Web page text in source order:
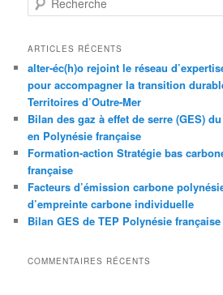
e
h
r
c
h
e
ARTICLES RÉCENTS
alter-éc(h)o rejoint le réseau
pour accompagner la transition
Territoires d’Outre-Mer
Bilan des gaz à effet de serre (GES)
en Polynésie française
Formation-action Stratégie bas
française
Facteurs d’émission carbone
d’empreinte carbone individuelle
Bilan GES de TEP Polynésie française
COMMENTAIRES RÉCENTS